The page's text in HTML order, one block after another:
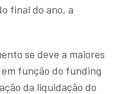
final do ano, a
se deve a maiores
função do funding
da liquidação do